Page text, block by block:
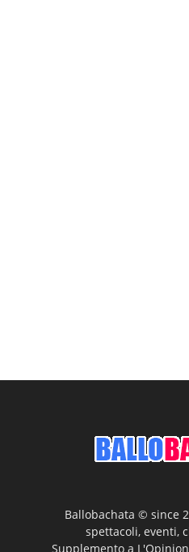
Ballobachata © since
spettacoli, eventi,
Supplemento a